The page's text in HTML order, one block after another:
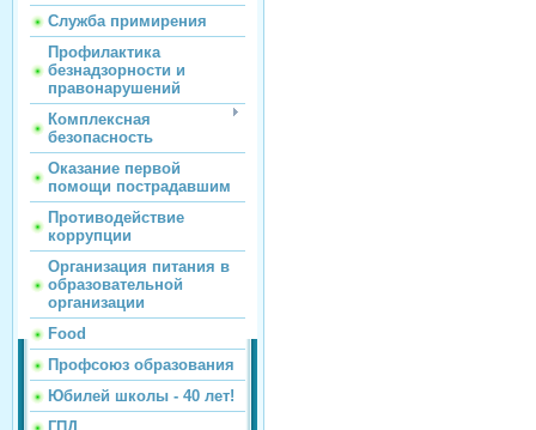
Служба примирения
Профилактика
безнадзорности и
правонарушений
Комплексная
безопасность
Оказание первой
помощи пострадавшим
Противодействие
коррупции
Организация питания в
образовательной
организации
Food
Профсоюз образования
Юбилей школы - 40 лет!